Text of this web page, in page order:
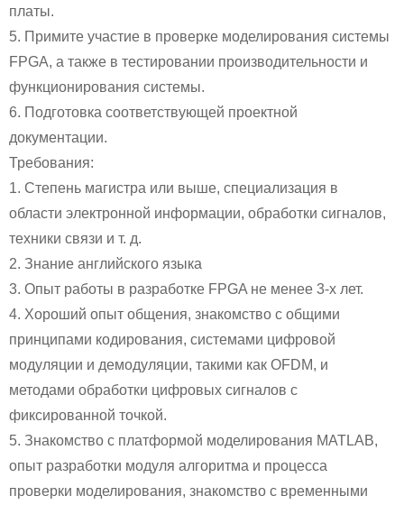
платы.
5. Примите участие в проверке моделирования системы
FPGA, а также в тестировании производительности и
функционирования системы.
6. Подготовка соответствующей проектной
документации.
Требования:
1. Степень магистра или выше, специализация в
области электронной информации, обработки сигналов,
техники связи и т. д.
2. Знание английского языка
3. Опыт работы в разработке FPGA не менее 3-х лет.
4. Хороший опыт общения, знакомство с общими
принципами кодирования, системами цифровой
модуляции и демодуляции, такими как OFDM, и
методами обработки цифровых сигналов с
фиксированной точкой.
5. Знакомство с платформой моделирования MATLAB,
опыт разработки модуля алгоритма и процесса
проверки моделирования, знакомство с временными